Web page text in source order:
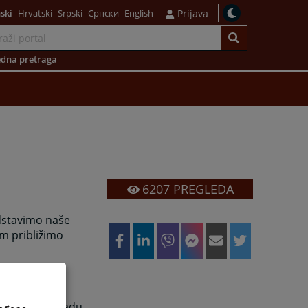
Hrvatski Srpski Српски English Prijava
pretraga
naše
približimo
6207PREGLEDA